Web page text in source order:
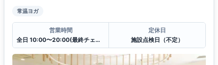
常温ヨガ
営業時間
全日 10:00〜20:00(最終チェックイン19:30)
定休日
施設点検日（不定）